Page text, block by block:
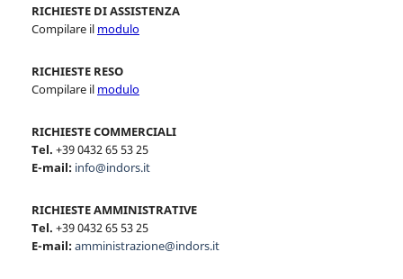
CONTATTI
RICHIESTE DI ASSISTENZA
Compilare il modulo
RICHIESTE RESO
Compilare il modulo
RICHIESTE COMMERCIALI
Tel. +39 0432 65 53 25
E-mail: info@indors.it
RICHIESTE AMMINISTRATIVE
Tel. +39 0432 65 53 25
E-mail:amministrazione@indors.it